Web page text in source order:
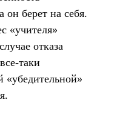
он берет на себя.
«учителя»
отказа
таки
«убедительной»